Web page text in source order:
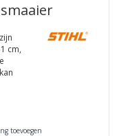
cm,
toevoegen